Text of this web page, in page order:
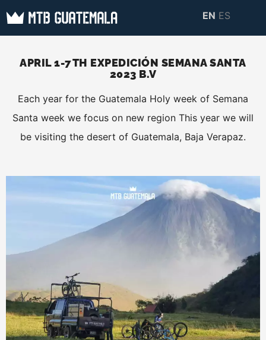
Skip
MTB GUATEMALA
TOURS
Mountain Bike Tours,
information about
Guatemala
EN ES
APRIL 1-7TH EXPEDICIÓN SEMANA SANTA
2023 B.V
Each year for the Guatemala Holy week of Semana
Santa week we focus on new region This year we will
be visiting the desert of Guatemala, Baja Verapaz.